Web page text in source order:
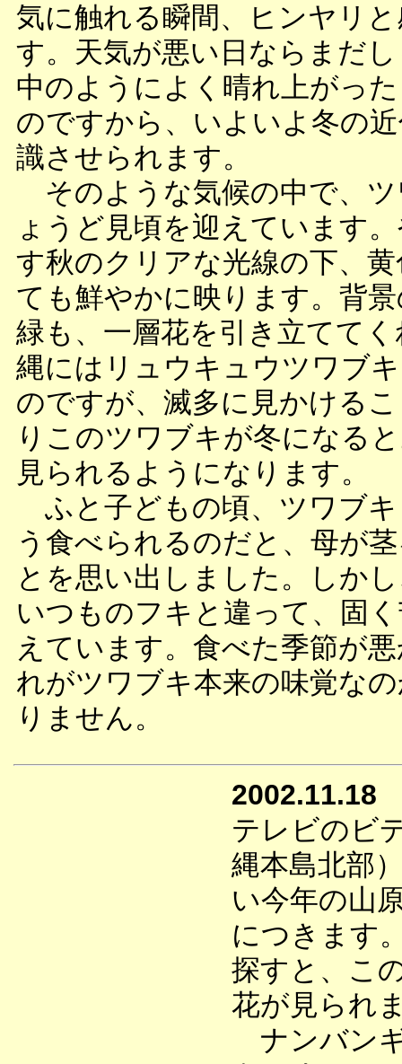
気に触れる瞬間、ヒンヤリ
す。天気が悪い日ならまだ
中のようによく晴れ上がっ
のですから、いよいよ冬の
識させられます。
そのような気候の中で、
ょうど見頃を迎えています
す秋のクリアな光線の下、
ても鮮やかに映ります。背
緑も、一層花を引き立てて
縄にはリュウキュウツワブ
のですが、滅多に見かける
りこのツワブキが冬になる
見られるようになります。
ふと子どもの頃、ツワブ
う食べられるのだと、母が
とを思い出しました。しか
いつものフキと違って、固
えています。食べた季節が
れがツワブキ本来の味覚な
りません。
2002.11.18
テレビのビ
縄本島北部
い今年の山
につきます
探すと、こ
花が見られ
ナンバン